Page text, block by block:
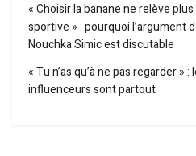
« Choisir la banane ne relève
sportive » : pourquoi l’argument
Nouchka Simic est discutable
« Tu n’as qu’à ne pas regarder »
influenceurs sont partout